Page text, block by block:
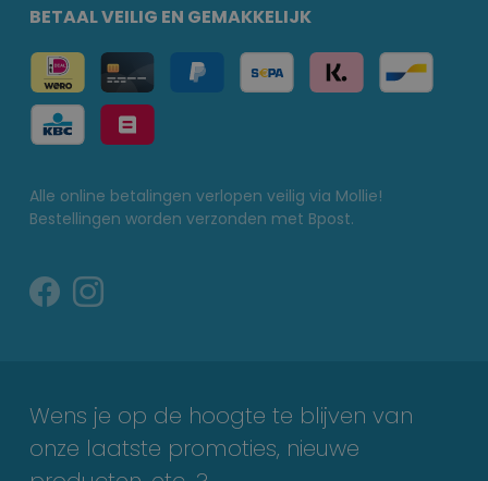
BETAAL VEILIG EN GEMAKKELIJK
Alle online betalingen verlopen veilig via Mollie!
Bestellingen worden verzonden met Bpost.
Wens je op de hoogte te blijven van
onze laatste promoties, nieuwe